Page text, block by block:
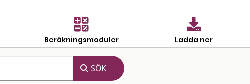
Beräkningsmoduler Ladda ner